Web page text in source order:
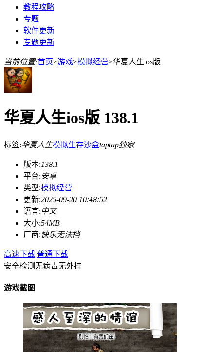
教程攻略
专题
软件更新
专题更新
当前位置:首页>游戏>模拟经营>华夏人生ios版
华夏人生ios版 138.1
标签:华夏人生模拟生存沙盒taptap独家
版本:138.1
平台:安卓
类型:模拟经营
更新:2025-09-20 10:48:52
语言:中文
大小:54MB
厂商:快乐无法挡
高速下载 普通下载
安全检测无病毒无外挂
游戏截图